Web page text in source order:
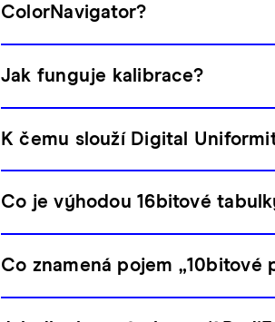
ColorNavigator?
Jak funguje kalibrace?
K čemu slouží Digital
Co je výhodou 16bitové
Co znamená pojem „10bitové